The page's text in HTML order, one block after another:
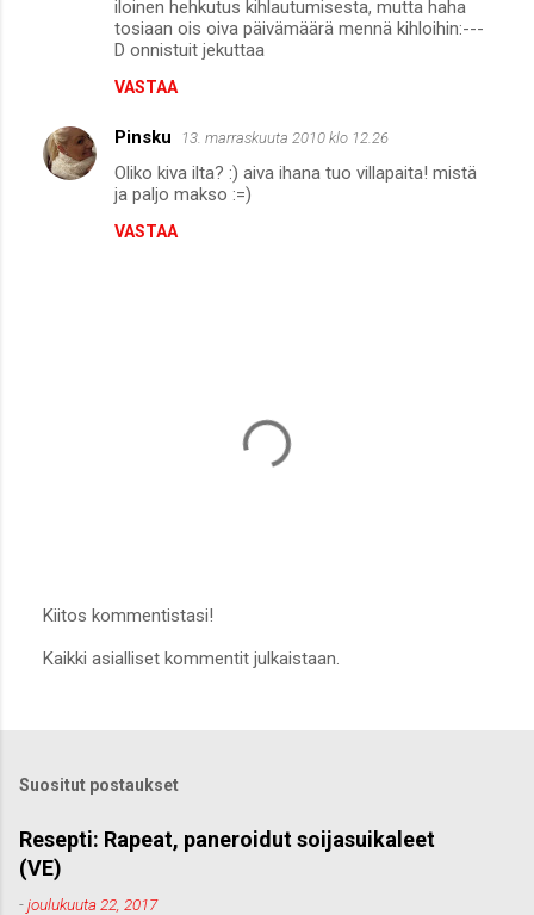
iloinen hehkutus kihlautumisesta, mutta haha
tosiaan ois oiva päivämäärä mennä kihloihin:---
D onnistuit jekuttaa
VASTAA
Pinsku 13. marraskuuta 2010 klo 12.26
Oliko kiva ilta? :) aiva ihana tuo villapaita! mistä
ja paljo makso :=)
VASTAA
ä
o
m
e
n
t
Kiitos kommentistasi!
Kaikki asialliset kommentit julkaistaan.
Suositut postaukset
Resepti: Rapeat, paneroidut soijasuikaleet
(VE)
-joulukuuta 22, 2017